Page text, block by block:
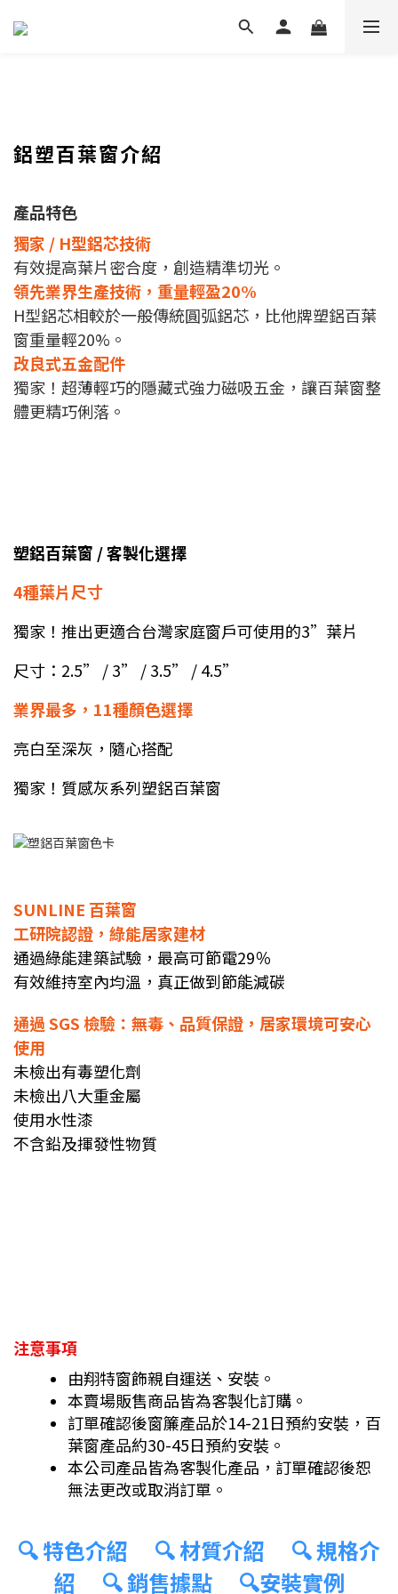
鋁塑百葉窗介紹
產品特色
獨家 / H型鋁芯技術
有效提高葉片密合度，創造精準切光。
領先業界生產技術，重量輕盈20%
H型鋁芯相較於一般傳統圓弧鋁芯，比他牌塑鋁百葉
窗重量輕20%。
改良式五金配件
獨家！超薄輕巧的隱藏式強力磁吸五金，讓百葉窗整
體更精巧俐落。
塑鋁百葉窗 / 客製化選擇
4種葉片尺寸
獨家！推出更適合台灣家庭窗戶可使用的3”葉片
尺寸：2.5” / 3” / 3.5” / 4.5”
業界最多，11種顏色選擇
亮白至深灰，隨心搭配
獨家！質感灰系列塑鋁百葉窗
SUNLINE 百葉窗
工研院認證，綠能居家建材
通過綠能建築試驗，最高可節電29％
有效維持室內均溫，真正做到節能減碳
通過 SGS 檢驗：無毒、品質保證，居家環境可安心
使用
未檢出有毒塑化劑
未檢出八大重金屬
使用水性漆
不含鉛及揮發性物質
注意事項
由翔特窗飾親自運送、安裝。
本賣場販售商品皆為客製化訂購。
訂單確認後窗簾產品於14-21日預約安裝，百
葉窗產品約30-45日預約安裝。
本公司產品皆為客製化產品，訂單確認後恕
無法更改或取消訂單。
🔍 特色介紹 🔍 材質介紹
🔍 規格介
紹
🔍 銷售據點 🔍安裝實例